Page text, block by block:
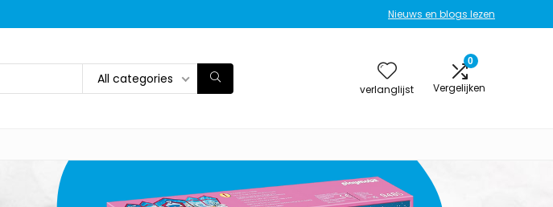
Nieuws en blogs lezen
All categories
verlanglijst
0
Vergelijken